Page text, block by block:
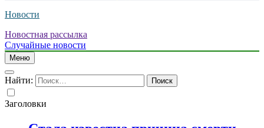
Новости
Новостная рассылка
Случайные новости
Меню
Найти:
Заголовки